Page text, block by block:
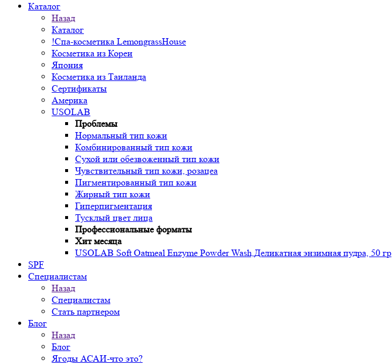
Каталог
Назад
Каталог
!Спа-косметика LemongrassHouse
Косметика из Кореи
Япония
Косметика из Таиланда
Сертификаты
Америка
USOLAB
Проблемы
Нормальный тип кожи
Комбинированный тип кожи
Сухой или обезвоженный тип кожи
Чувствительный тип кожи, розацеа
Пигментированный тип кожи
Жирный тип кожи
Гиперпигментация
Тусклый цвет лица
Профессиональные форматы
Хит месяца
USOLAB Soft Oatmeal Enzyme Powder Wash,Деликатная энзимная пудра, 50 гр
SPF
Специалистам
Назад
Специалистам
Стать партнером
Блог
Назад
Блог
Ягоды АСАИ-что это?